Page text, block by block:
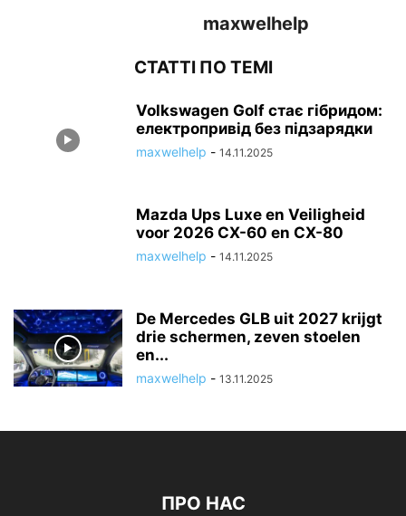
maxwelhelp
СТАТТІ ПО ТЕМІ
Volkswagen Golf стає гібридом:
електропривід без підзарядки
maxwelhelp - 14.11.2025
Mazda Ups Luxe en Veiligheid
voor 2026 CX-60 en CX-80
maxwelhelp - 14.11.2025
De Mercedes GLB uit 2027 krijgt
drie schermen, zeven stoelen
en...
maxwelhelp - 13.11.2025
ПРО НАС